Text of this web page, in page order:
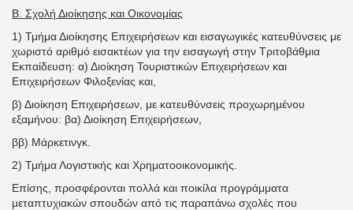
Β. Σχολή Διοίκησης και Οικονομίας
1) Τμήμα Διοίκησης Επιχειρήσεων και εισαγωγικές κατευθύνσεις με
χωριστό αριθμό εισακτέων για την εισαγωγή στην Τριτοβάθμια
Εκπαίδευση: α) Διοίκηση Τουριστικών Επιχειρήσεων και
Επιχειρήσεων Φιλοξενίας και,
β) Διοίκηση Επιχειρήσεων, με κατευθύνσεις προχωρημένου
εξαμήνου: βα) Διοίκηση Επιχειρήσεων,
ββ) Μάρκετινγκ.
2) Τμήμα Λογιστικής και Χρηματοοικονομικής.
Επίσης, προσφέρονται πολλά και ποικίλα προγράμματα
μεταπτυχιακών σπουδών από τις παραπάνω σχολές που